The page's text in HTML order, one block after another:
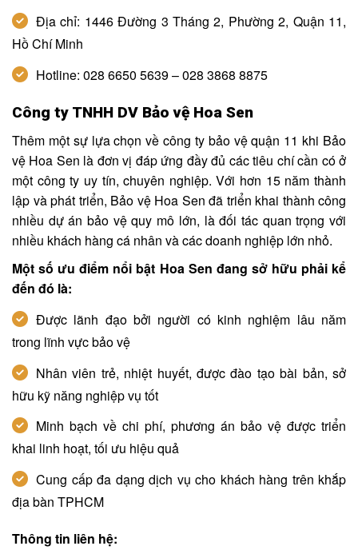
Địa chỉ: 1446 Đường 3 Tháng 2, Phường 2, Quận 11,
Hồ Chí Minh
Hotline: 028 6650 5639 – 028 3868 8875
Công ty TNHH DV Bảo vệ Hoa Sen
Thêm một sự lựa chọn về công ty bảo vệ quận 11 khi Bảo
vệ Hoa Sen là đơn vị đáp ứng đầy đủ các tiêu chí cần có ở
một công ty uy tín, chuyên nghiệp. Với hơn 15 năm thành
lập và phát triển, Bảo vệ Hoa Sen đã triển khai thành công
nhiều dự án bảo vệ quy mô lớn, là đối tác quan trọng với
nhiều khách hàng cá nhân và các doanh nghiệp lớn nhỏ.
Một số ưu điểm nổi bật Hoa Sen đang sở hữu phải kể
đến đó là:
Được lãnh đạo bởi người có kinh nghiệm lâu năm
trong lĩnh vực bảo vệ
Nhân viên trẻ, nhiệt huyết, được đào tạo bài bản, sở
hữu kỹ năng nghiệp vụ tốt
Minh bạch về chi phí, phương án bảo vệ được triển
khai linh hoạt, tối ưu hiệu quả
Cung cấp đa dạng dịch vụ cho khách hàng trên khắp
địa bàn TPHCM
Thông tin liên hệ: